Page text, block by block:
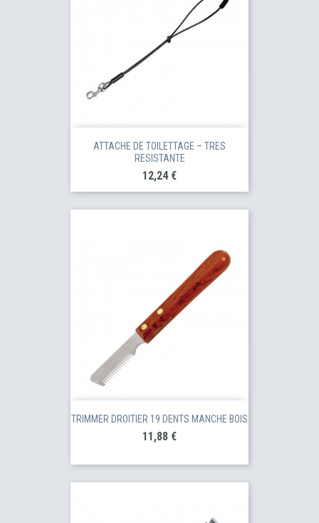
ATTACHE DE TOILETTAGE – TRES
RESISTANTE
Prix
12,24 €
TRIMMER DROITIER 19 DENTS MANCHE BOIS
Prix
11,88 €